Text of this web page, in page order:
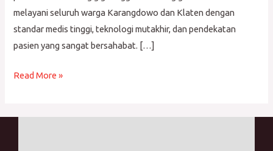
melayani seluruh warga Karangdowo dan Klaten dengan
standar medis tinggi, teknologi mutakhir, dan pendekatan
pasien yang sangat bersahabat. […]
Read More »